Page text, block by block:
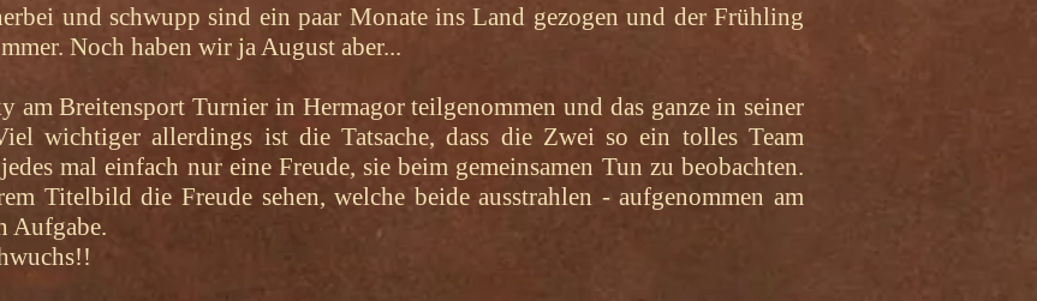
und schwupp sind ein paar Monate ins Land gezogen und der Frühling
Noch haben wir ja August aber...
Breitensport Turnier in Hermagor teilgenommen und das ganze in seiner
wichtiger allerdings ist die Tatsache, dass die Zwei so ein tolles Team
mal einfach nur eine Freude, sie beim gemeinsamen Tun zu beobachten.
Titelbild die Freude sehen, welche beide ausstrahlen - aufgenommen am
Aufgabe.